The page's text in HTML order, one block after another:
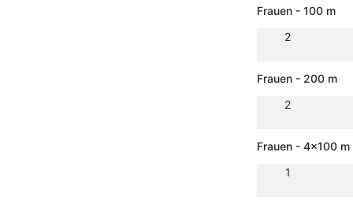
Frauen - 100 m
2
Frauen - 200 m
2
Frauen - 4x100
1